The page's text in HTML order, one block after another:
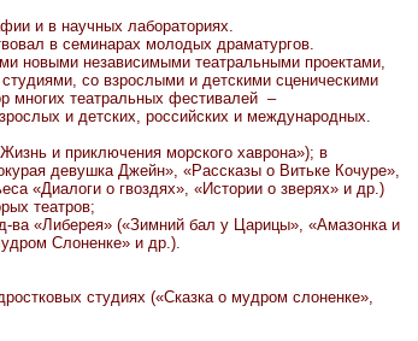
и в научных лабораториях.
в семинарах молодых драматургов.
новыми независимыми театральными проектами,
со взрослыми и детскими сценическими
многих театральных фестивалей –
и детских, российских и международных.
и приключения морского хаврона»); в
девушка Джейн», «Рассказы о Витьке Кочуре»,
«Диалоги о гвоздях», «Истории о зверях» и др.)
театров;
ва «Либерея» («Зимний бал у Царицы», «Амазонка и
Слоненке» и др.).
студиях («Сказка о мудром слоненке»,